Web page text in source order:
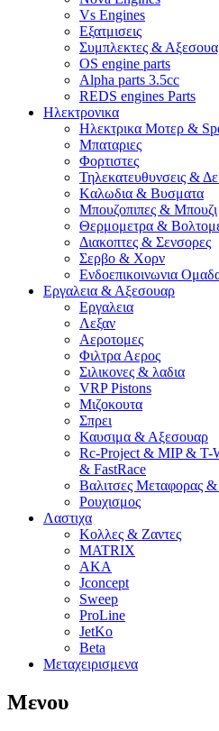
Vs Engines
Εξατμισεις
Συμπλεκτες &
OS engine parts
Alpha parts 3.5cc
REDS engines Parts
Ηλεκτρονικα
Ηλεκτρικα Μοτερ &
Μπαταριες
Φορτιστες
Τηλεκατευθυνσεις &
Kαλωδια & Βυσματα
Μπουζοπιπες & Μπουζι
Θερμομετρα &
Διακοπτες & Σενσορες
Σερβο & Χορν
Ενδοεπικοινωνια
Εργαλεια & Αξεσουαρ
Εργαλεια
Λεξαν
Αεροτομες
Φιλτρα Αερος
Σιλικονες & λαδια
VRP Pistons
Μιζοκουτα
Σπρει
Καυσιμα & Αξεσουαρ
Rc-Project & MIP & T-
& FastRace
Βαλιτσες Μεταφορας
Ρουχισμος
Λαστιχα
Κολλες & Ζαντες
MATRIX
AKA
Jconcept
Sweep
ProLine
JetKo
Beta
Μεταχειρισμενα
Μενου